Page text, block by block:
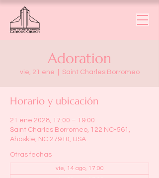
Adoration
vie, 21 ene Saint Charles Borromeo
Horario y ubicación
21 ene 2028, 17:00 – 19:00
Saint Charles Borromeo, 122 NC-561,
Ahoskie, NC 27910, USA
Otras fechas
vie, 14 ago, 17:00